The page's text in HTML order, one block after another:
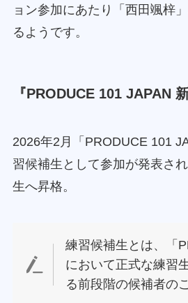
ョン参加にあたり「西田颯梓
るようです。
『PRODUCE 101 JAPAN
2026年2月「PRODUCE 101
習候補生として参加が発表さ
生へ昇格。
練習候補生とは、「
において正式な練習
る前段階の候補者のこ